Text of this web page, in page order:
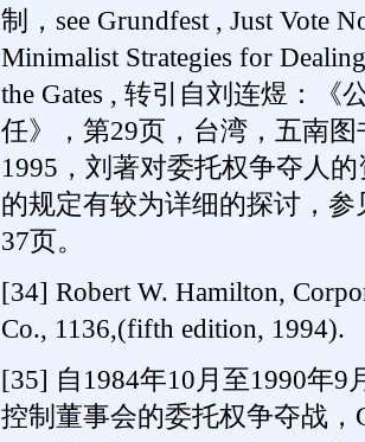
制，see Grundfest , Just Vote
Minimalist Strategies for
the Gates , 转引自刘连煜：《
任》，第29页，台湾，五南
1995，刘著对委托权争夺人
的规定有较为详细的探讨，
37页。
[34] Robert W. Hamilton,
Co., 1136,(fifth edition, 1994).
[35] 自1984年10月至1990年9
控制董事会的委托权争夺战，